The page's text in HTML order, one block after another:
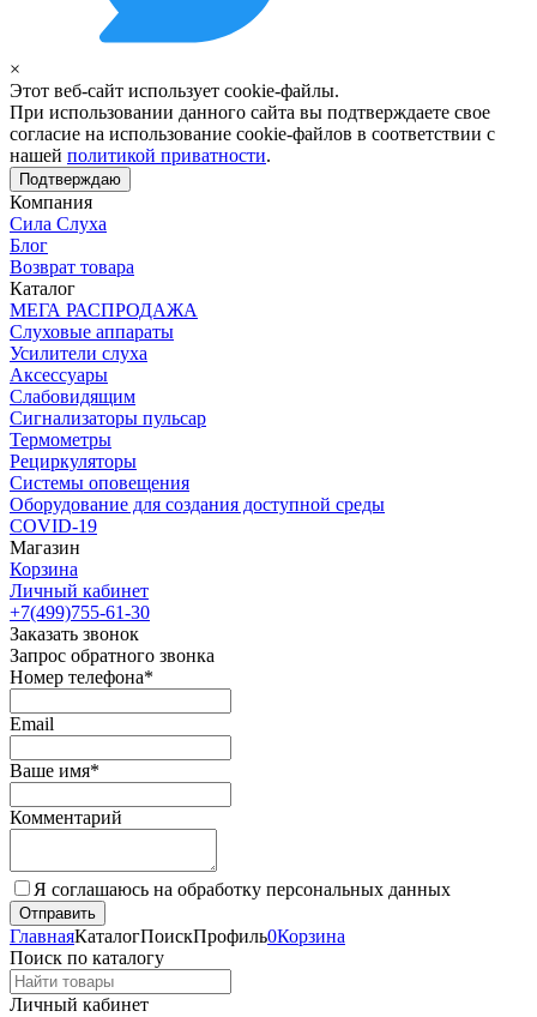
×
Этот веб-сайт использует cookie-файлы.
При использовании данного сайта вы подтверждаете свое
согласие на использование cookie-файлов в соответствии с
нашей политикой приватности.
Подтверждаю
Компания
Сила Слуха
Блог
Возврат товара
Каталог
МЕГА РАСПРОДАЖА
Слуховые аппараты
Усилители слуха
Аксессуары
Слабовидящим
Сигнализаторы пульсар
Термометры
Рециркуляторы
Cистемы оповещения
Оборудование для создания доступной среды
COVID-19
Магазин
Корзина
Личный кабинет
+7(499)755-61-30
Заказать звонок
Запрос обратного звонка
Номер телефона*
Email
Ваше имя*
Комментарий
Я соглашаюсь на обработку персональных данных
ГлавнаяКаталогПоискПрофиль0Корзина
Поиск по каталогу
Личный кабинет